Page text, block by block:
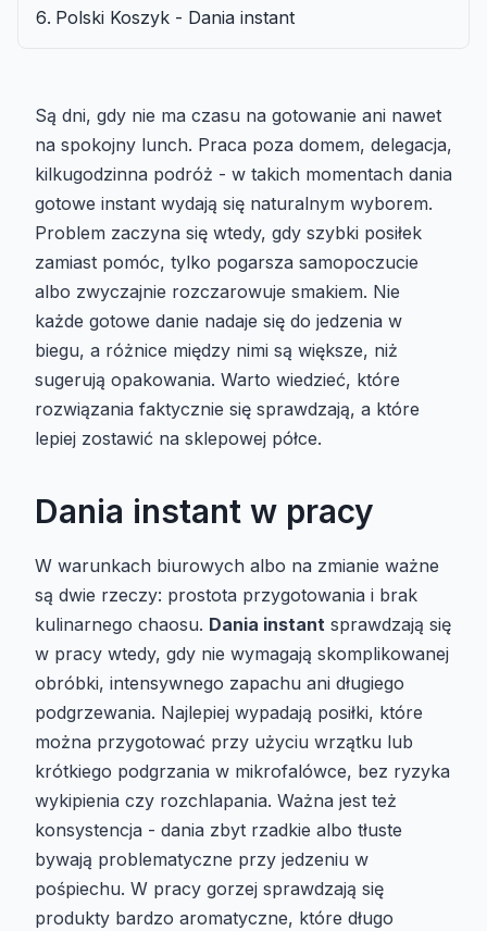
Polski Koszyk - Dania instant
Są dni, gdy nie ma czasu na gotowanie ani nawet
na spokojny lunch. Praca poza domem, delegacja,
kilkugodzinna podróż - w takich momentach dania
gotowe instant wydają się naturalnym wyborem.
Problem zaczyna się wtedy, gdy szybki posiłek
zamiast pomóc, tylko pogarsza samopoczucie
albo zwyczajnie rozczarowuje smakiem. Nie
każde gotowe danie nadaje się do jedzenia w
biegu, a różnice między nimi są większe, niż
sugerują opakowania. Warto wiedzieć, które
rozwiązania faktycznie się sprawdzają, a które
lepiej zostawić na sklepowej półce.
Dania instant w pracy
W warunkach biurowych albo na zmianie ważne
są dwie rzeczy: prostota przygotowania i brak
kulinarnego chaosu. Dania instant sprawdzają się
w pracy wtedy, gdy nie wymagają skomplikowanej
obróbki, intensywnego zapachu ani długiego
podgrzewania. Najlepiej wypadają posiłki, które
można przygotować przy użyciu wrzątku lub
krótkiego podgrzania w mikrofalówce, bez ryzyka
wykipienia czy rozchlapania. Ważna jest też
konsystencja - dania zbyt rzadkie albo tłuste
bywają problematyczne przy jedzeniu w
pośpiechu. W pracy gorzej sprawdzają się
produkty bardzo aromatyczne, które długo